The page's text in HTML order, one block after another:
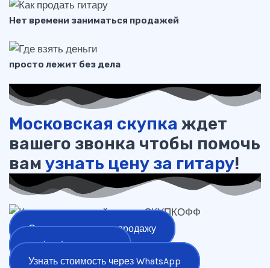
Нет времени заниматься продажей
просто лежит без дела
Московская скупка ждет
вашего звонка чтобы помочь
вам узнать цену за гитару!
Оставить заявку на продажу
+7 (977) 777-25-24
Узнать стоимость через WhatsApp